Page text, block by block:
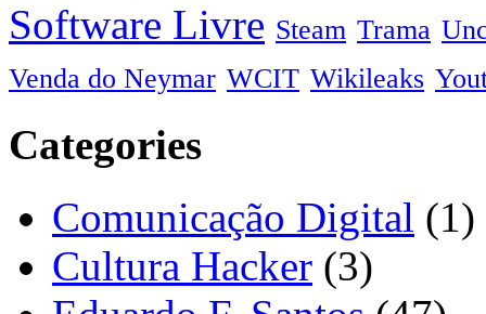
Software Livre Steam Trama
Venda do Neymar WCIT Wikileaks
Categories
Comunicação Digital (1)
Cultura Hacker (3)